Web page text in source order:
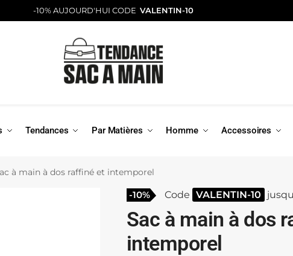
-10% AUJOURD'HUI CODE VALENTIN-10
Tendances Par Matières Homme Accessoires
à main à dos raffiné et intemporel
-10% Code VALENTIN-10
Sac à main à dos
intemporel